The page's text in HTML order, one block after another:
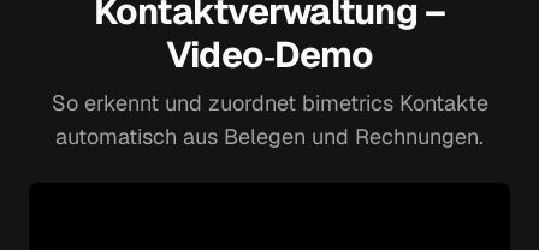
Kontaktverwaltung –
Video‑Demo
So erkennt und zuordnet bimetrics Kontakte
automatisch aus Belegen und Rechnungen.